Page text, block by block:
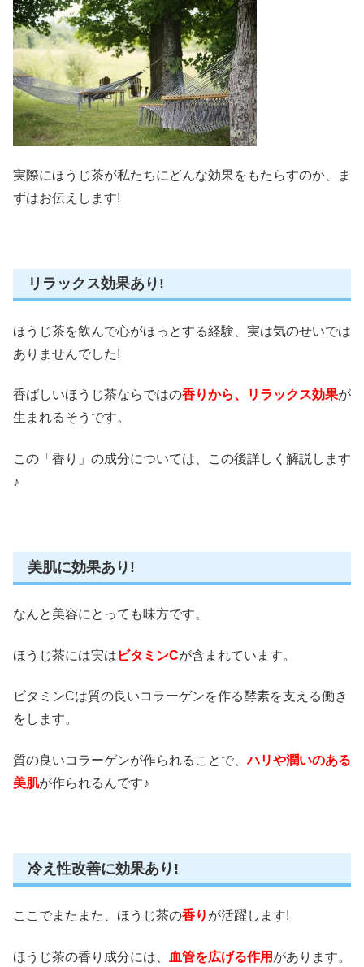
実際にほうじ茶が私たちにどんな効果をもたらすのか、ま
ずはお伝えします!
リラックス効果あり!
ほうじ茶を飲んで心がほっとする経験、実は気のせいでは
ありませんでした!
香ばしいほうじ茶ならではの香りから、リラックス効果が
生まれるそうです。
この「香り」の成分については、この後詳しく解説します
♪
美肌に効果あり!
なんと美容にとっても味方です。
ほうじ茶には実は ビタミンCが含まれています。
ビタミンCは質の良いコラーゲンを作る酵素を支える働き
をします。
質の良いコラーゲンが作られることで、ハリや潤いのある
美肌が作られるんです♪
冷え性改善に効果あり!
ここでまたまた、ほうじ茶の香り が活躍します!
ほうじ茶の香り成分には、 血管を広げる作用 があります。